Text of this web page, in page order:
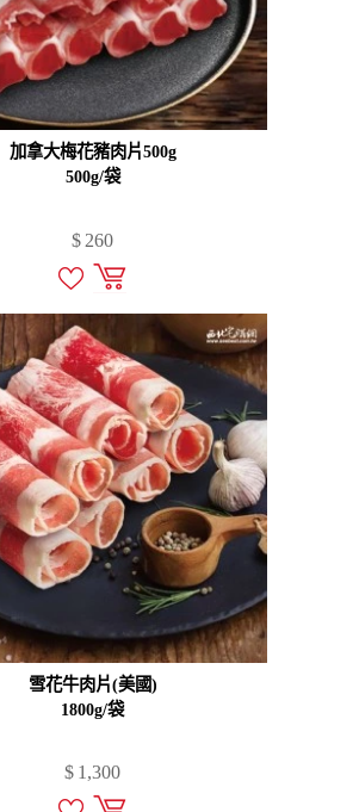
加拿大梅花豬肉片500g
500g/袋
$ 260
雪花牛肉片(美國)
1800g/袋
$ 1,300